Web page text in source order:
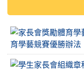
育學藝競賽優勝辦法